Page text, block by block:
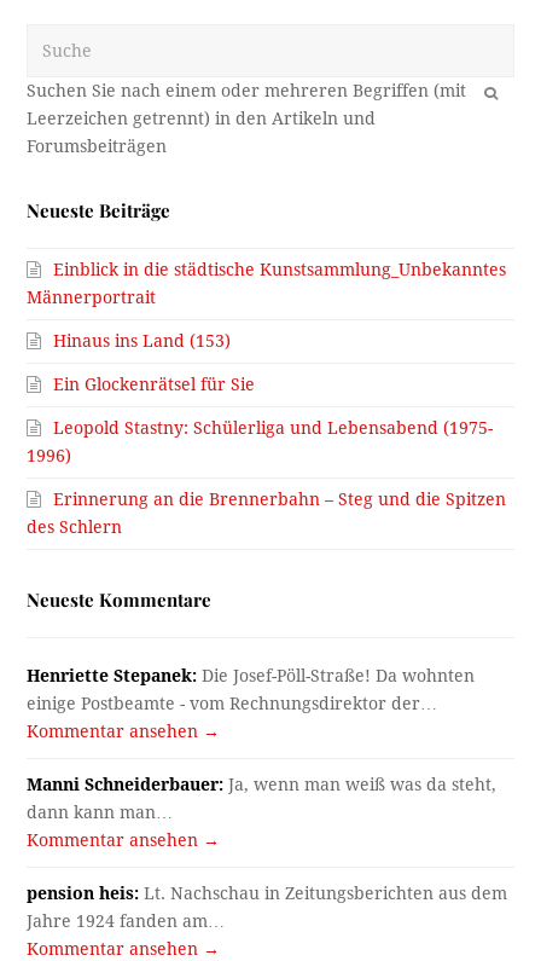
OK
Neueste Beiträge
Einblick in die städtische Kunstsammlung_Unbekanntes
Männerportrait
Hinaus ins Land (153)
Ein Glockenrätsel für Sie
Leopold Stastny: Schülerliga und Lebensabend (1975-
1996)
Erinnerung an die Brennerbahn – Steg und die Spitzen
des Schlern
Neueste Kommentare
Henriette Stepanek: Die Josef-Pöll-Straße! Da wohnten
einige Postbeamte - vom Rechnungsdirektor der…
Kommentar ansehen →
Manni Schneiderbauer: Ja, wenn man weiß was da steht,
dann kann man…
Kommentar ansehen →
pension heis: Lt. Nachschau in Zeitungsberichten aus dem
Jahre 1924 fanden am…
Kommentar ansehen →